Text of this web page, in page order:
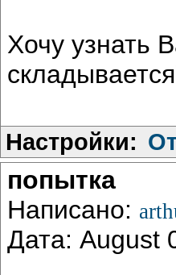
Хочу узнать
Настройки:
попытка
Написано:
Дата: August